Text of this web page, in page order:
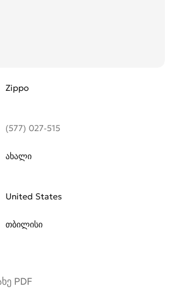
Zippo
(577) 027-515
ახალი
United States
თბილისი